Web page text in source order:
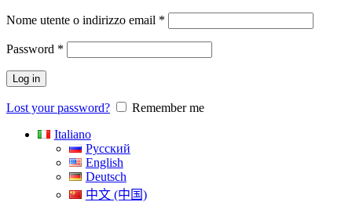
Nome utente o indirizzo email *
Password *
Log in
Lost your password?
Remember me
Italiano
Русский
English
Deutsch
中文 (中国)